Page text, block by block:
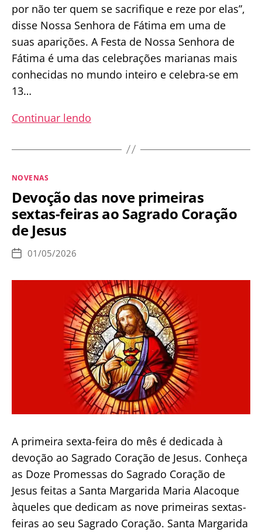
por não ter quem se sacrifique e reze por elas”,
disse Nossa Senhora de Fátima em uma de
suas aparições. A Festa de Nossa Senhora de
Fátima é uma das celebrações marianas mais
conhecidas no mundo inteiro e celebra-se em
13…
Continuar lendo
Nossa
Fátima
–
12
de
Maio
Categorias
NOVENAS
Devoção das nove primeiras
sextas-feiras ao Sagrado Coração
de Jesus
Data
publicação
01/05/2026
A primeira sexta-feira do mês é dedicada à
devoção ao Sagrado Coração de Jesus. Conheça
as Doze Promessas do Sagrado Coração de
Jesus feitas a Santa Margarida Maria Alacoque
àqueles que dedicam as nove primeiras sextas-
feiras ao seu Sagrado Coração. Santa Margarida